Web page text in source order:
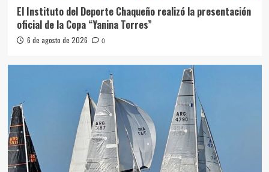
El Instituto del Deporte Chaqueño realizó la presentación
oficial de la Copa “Yanina Torres”
6 de agosto de 2026 0